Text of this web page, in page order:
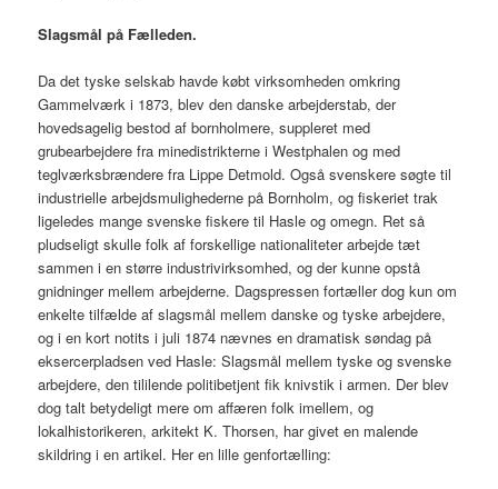
Slagsmål på Fælleden.
Da det tyske selskab havde købt virksomheden omkring
Gammelværk i 1873, blev den danske arbejderstab, der
hovedsagelig bestod af bornholmere, suppleret med
grubearbejdere fra minedistrikterne i Westphalen og med
teglværksbrændere fra Lippe Detmold. Også svenskere søgte til
industrielle arbejdsmulighederne på Bornholm, og fiskeriet trak
ligeledes mange svenske fiskere til Hasle og omegn. Ret så
pludseligt skulle folk af forskellige nationaliteter arbejde tæt
sammen i en større industrivirksomhed, og der kunne opstå
gnidninger mellem arbejderne. Dagspressen fortæller dog kun om
enkelte tilfælde af slagsmål mellem danske og tyske arbejdere,
og i en kort notits i juli 1874 nævnes en dramatisk søndag på
eksercerpladsen ved Hasle: Slagsmål mellem tyske og svenske
arbejdere, den tililende politibetjent fik knivstik i armen. Der blev
dog talt betydeligt mere om affæren folk imellem, og
lokalhistorikeren, arkitekt K. Thorsen, har givet en malende
skildring i en artikel. Her en lille genfortælling: